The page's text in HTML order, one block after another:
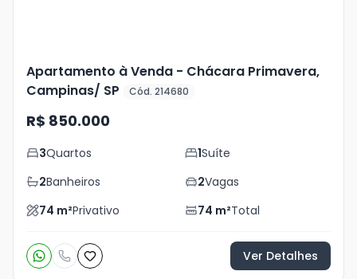
Apartamento à Venda - Chácara Primavera,
Campinas/ SP
Cód. 214680
R$ 850.000
3Quartos 1Suíte
2Banheiros 2Vagas
74 m²Privativo 74 m²Total
Ver Detalhes